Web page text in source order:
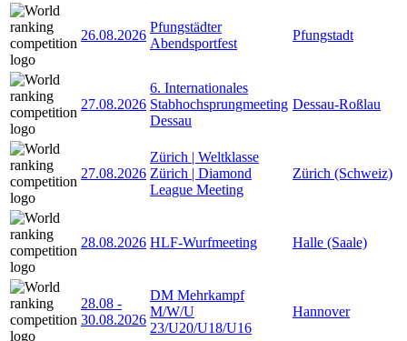
26.08.2026
Pfungstädter
Abendsportfest
Pfungstadt
27.08.2026
6. Internationales
Stabhochsprungmeeting
Dessau
Dessau-Roßlau
27.08.2026
Zürich | Weltklasse
Zürich | Diamond
League Meeting
Zürich (Schweiz)
28.08.2026 HLF-Wurfmeeting Halle (Saale)
28.08 -
30.08.2026
DM Mehrkampf
M/W/U
23/U20/U18/U16
Hannover